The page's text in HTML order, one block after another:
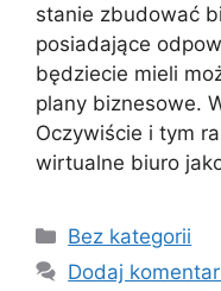
stanie zbudować
posiadające
będziecie mieli
plany biznesowe.
Oczywiście i tym
wirtualne biuro
Kategorie
Bez kategorii
Dodaj